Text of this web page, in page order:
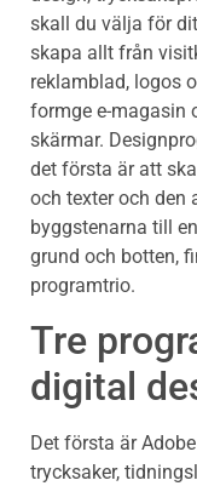
skall du välja för
skapa allt från
reklamblad, logos
formge e-magasin
skärmar.
det första är att
och texter och den
byggstenarna till
grund och botten,
programtrio.
Tre
digital
Det första är
trycksaker,